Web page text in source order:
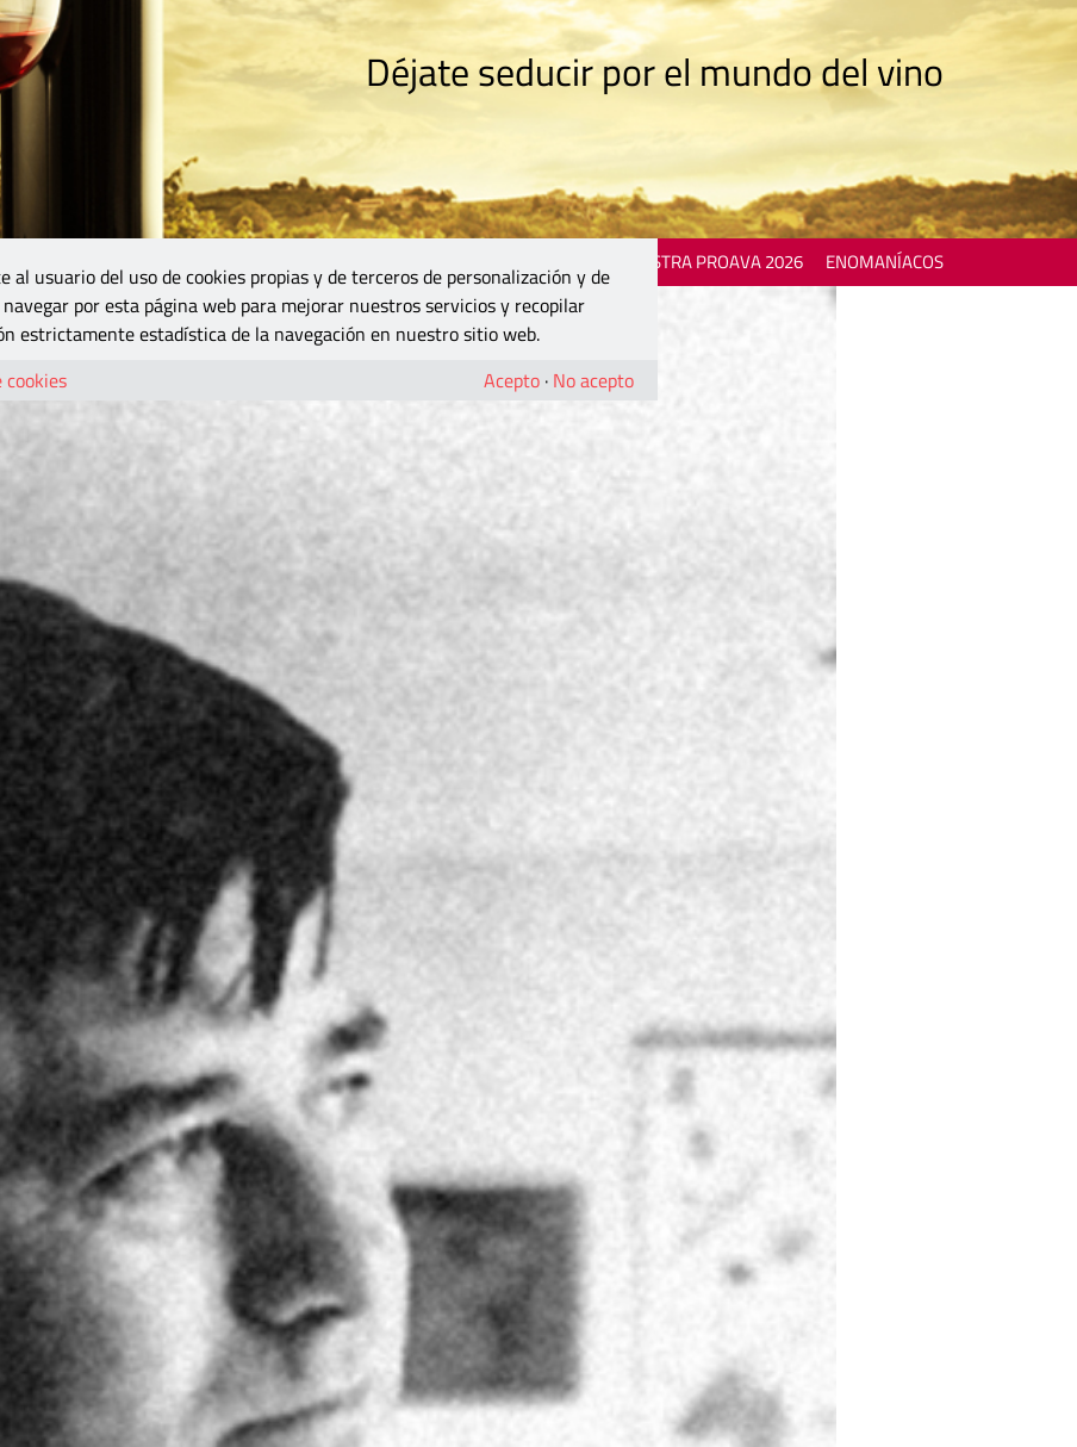
Déjate seducir por el mundo del vino
MOSTRA PROAVA 2026 ENOMANÍACOS
al usuario del uso de cookies propias y de terceros de personalización y de
por esta página web para mejorar nuestros servicios y recopilar
estrictamente estadística de la navegación en nuestro sitio web.
cookies
Acepto · No acepto